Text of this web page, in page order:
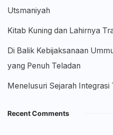
Utsmaniyah
Kitab Kuning dan Lahirnya
Di Balik Kebijaksanaan
yang Penuh Teladan
Menelusuri Sejarah
Recent Comments